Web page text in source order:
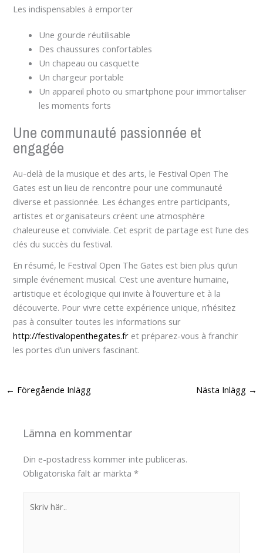
Les indispensables à emporter
Une gourde réutilisable
Des chaussures confortables
Un chapeau ou casquette
Un chargeur portable
Un appareil photo ou smartphone pour immortaliser
les moments forts
Une communauté passionnée et
engagée
Au-delà de la musique et des arts, le Festival Open The
Gates est un lieu de rencontre pour une communauté
diverse et passionnée. Les échanges entre participants,
artistes et organisateurs créent une atmosphère
chaleureuse et conviviale. Cet esprit de partage est l’une des
clés du succès du festival.
En résumé, le Festival Open The Gates est bien plus qu’un
simple événement musical. C’est une aventure humaine,
artistique et écologique qui invite à l’ouverture et à la
découverte. Pour vivre cette expérience unique, n’hésitez
pas à consulter toutes les informations sur
http://festivalopenthegates.fr et préparez-vous à franchir
les portes d’un univers fascinant.
← Föregående Inlägg Nästa Inlägg →
Lämna en kommentar
Din e-postadress kommer inte publiceras.
Obligatoriska fält är märkta*
här..